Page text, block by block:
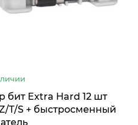
бит Extra Hard 12 шт
T/S + быстросменный